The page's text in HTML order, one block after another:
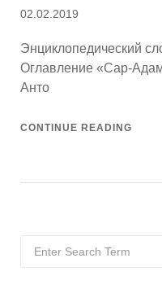
Posted
02.02.2019
Энциклопедический
Оглавление «Сар-
Анто
CONTINUE READING
for: